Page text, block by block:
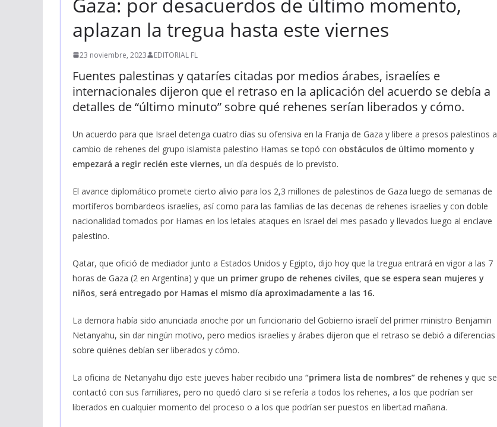
aplazan la tregua hasta este viernes
23 noviembre, 2023 EDITORIAL FL
Fuentes palestinas y qataríes citadas por medios árabes, israelíes e
internacionales dijeron que el retraso en la aplicación del acuerdo se debía a
detalles de “último minuto” sobre qué rehenes serían liberados y cómo.
Un acuerdo para que Israel detenga cuatro días su ofensiva en la Franja de Gaza y libere a presos palestinos a
cambio de rehenes del grupo islamista palestino Hamas se topó con obstáculos de último momento y
empezará a regir recién este viernes, un día después de lo previsto.
El avance diplomático promete cierto alivio para los 2,3 millones de palestinos de Gaza luego de semanas de
mortíferos bombardeos israelíes, así como para las familias de las decenas de rehenes israelíes y con doble
nacionalidad tomados por Hamas en los letales ataques en Israel del mes pasado y llevados luego al enclave
palestino.
Qatar, que ofició de mediador junto a Estados Unidos y Egipto, dijo hoy que la tregua entrará en vigor a las 7
horas de Gaza (2 en Argentina) y que un primer grupo de rehenes civiles, que se espera sean mujeres y
niños, será entregado por Hamas el mismo día aproximadamente a las 16.
La demora había sido anunciada anoche por un funcionario del Gobierno israelí del primer ministro Benjamin
Netanyahu, sin dar ningún motivo, pero medios israelíes y árabes dijeron que el retraso se debió a diferencias
sobre quiénes debían ser liberados y cómo.
La oficina de Netanyahu dijo este jueves haber recibido una “primera lista de nombres” de rehenes y que se
contactó con sus familiares, pero no quedó claro si se refería a todos los rehenes, a los que podrían ser
liberados en cualquier momento del proceso o a los que podrían ser puestos en libertad mañana.